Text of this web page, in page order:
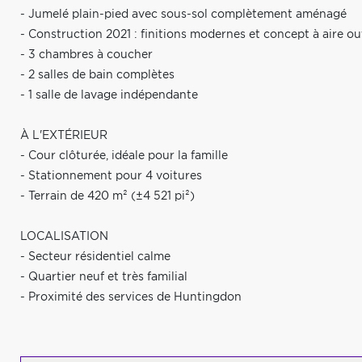
- Jumelé plain-pied avec sous-sol complètement aménagé
- Construction 2021 : finitions modernes et concept à aire
- 3 chambres à coucher
- 2 salles de bain complètes
- 1 salle de lavage indépendante
À L'EXTÉRIEUR
- Cour clôturée, idéale pour la famille
- Stationnement pour 4 voitures
- Terrain de 420 m² (±4 521 pi²)
LOCALISATION
- Secteur résidentiel calme
- Quartier neuf et très familial
- Proximité des services de Huntingdon